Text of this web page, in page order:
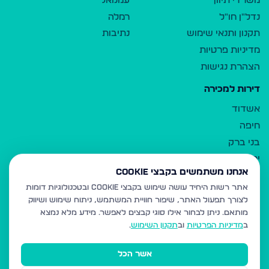
נדל"ן חו"ל
תקנון ותנאי שימוש
מדיניות פרטיות
הצהרת נגישות
רמלה
נתיבות
דירות למכירה
אשדוד
חיפה
בני ברק
ירושלים
אלעד
גבעת זאב
בית שמש
רכסים
מודיעין עילית
אנחנו משתמשים בקבצי Cookie
אתר רשות היחיד עושה שימוש בקבצי Cookie ובטכנולוגיות דומות
לצורך תפעול האתר, שיפור חוויית המשתמש, ניתוח שימוש ושיווק
מותאם. ניתן לבחור אילו סוגי קבצים לאפשר. מידע מלא נמצא
במדיניות הפרטיות ובתקנון השימוש.
אשר הכל